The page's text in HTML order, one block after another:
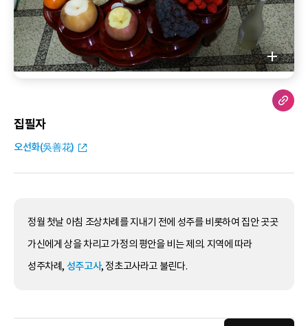
집필자
오선화(吳善花)
정월 첫날 아침 조상차례를 지내기 전에 성주를 비롯하여 집안 곳곳
가신에게 상을 차리고 가정의 평안을 비는 제의. 지역에 따라
성주차례, 성주고사, 정초고사라고 불린다.